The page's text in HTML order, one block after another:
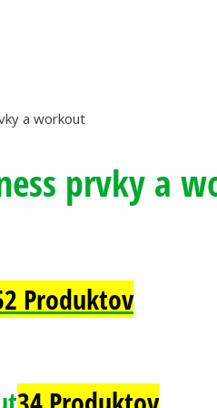
a workout
prvky a
Produktov